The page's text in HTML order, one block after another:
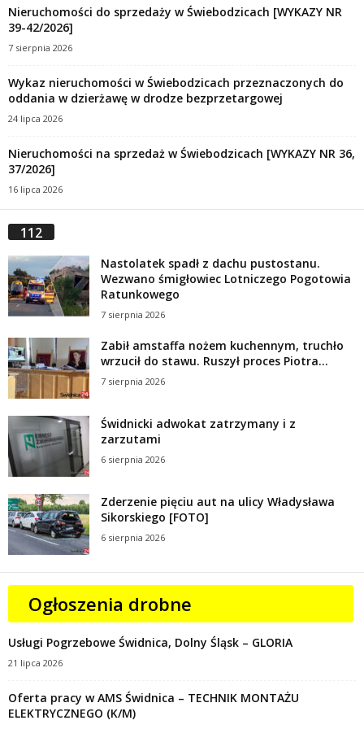
Nieruchomości do sprzedaży w Świebodzicach [WYKAZY NR
39-42/2026]
7 sierpnia 2026
Wykaz nieruchomości w Świebodzicach przeznaczonych do
oddania w dzierżawę w drodze bezprzetargowej
24 lipca 2026
Nieruchomości na sprzedaż w Świebodzicach [WYKAZY NR 36,
37/2026]
16 lipca 2026
112
Nastolatek spadł z dachu pustostanu.
Wezwano śmigłowiec Lotniczego Pogotowia
Ratunkowego
7 sierpnia 2026
Zabił amstaffa nożem kuchennym, truchło
wrzucił do stawu. Ruszył proces Piotra...
7 sierpnia 2026
Świdnicki adwokat zatrzymany i z
zarzutami
6 sierpnia 2026
Zderzenie pięciu aut na ulicy Władysława
Sikorskiego [FOTO]
6 sierpnia 2026
Ogłoszenia drobne
Usługi Pogrzebowe Świdnica, Dolny Śląsk – GLORIA
21 lipca 2026
Oferta pracy w AMS Świdnica – TECHNIK MONTAŻU
ELEKTRYCZNEGO (K/M)